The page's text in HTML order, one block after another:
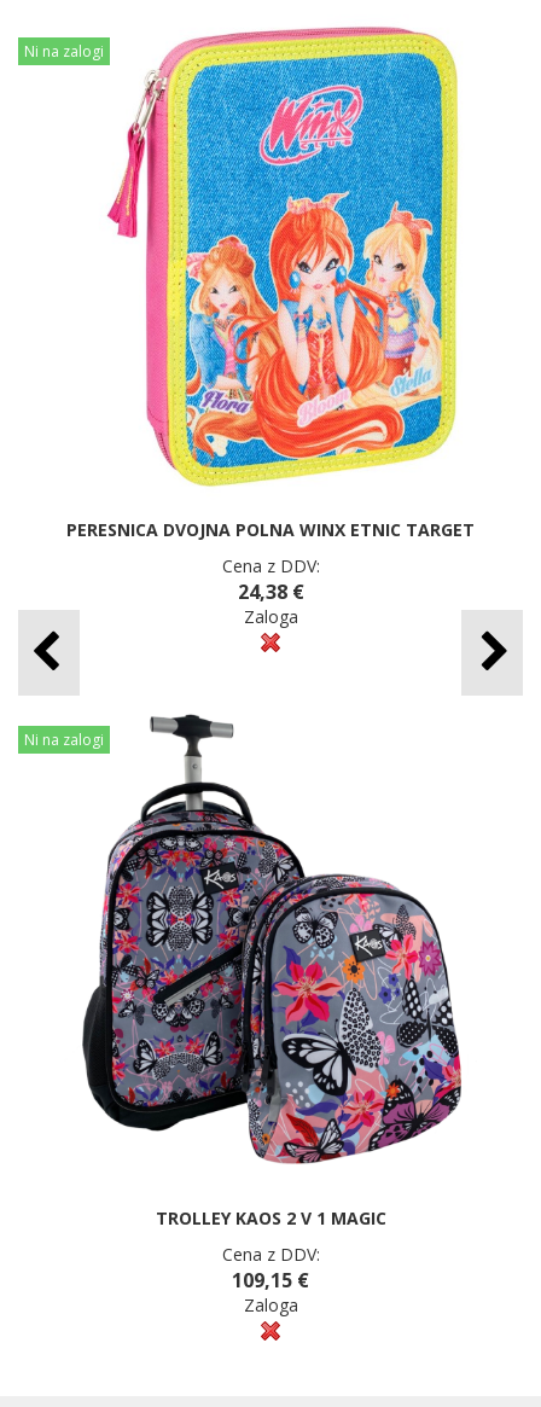
Ni na zalogi
PERESNICA DVOJNA POLNA WINX ETNIC TARGET
Cena z DDV:
24,38 €
Zaloga
Ni na zalogi
TROLLEY KAOS 2 V 1 MAGIC
Cena z DDV:
109,15 €
Zaloga